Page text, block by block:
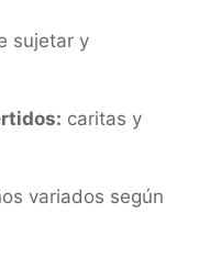
sujetar y
caritas y
variados según